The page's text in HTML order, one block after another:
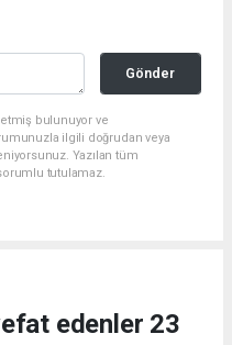
Gönder
etmiş bulunuyor ve
ilgili doğrudan veya
Yazılan tüm
tutulamaz.
edenler 23